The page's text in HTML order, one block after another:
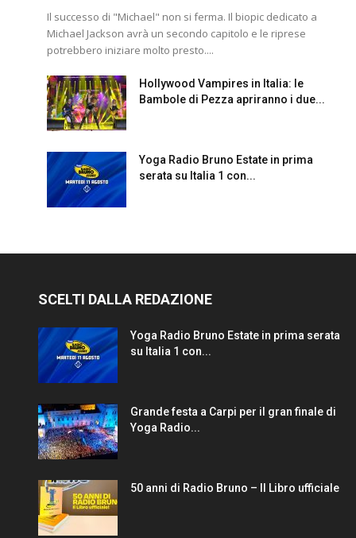
Il successo di "Michael" non si ferma. Il biopic dedicato a
Michael Jackson avrà un secondo capitolo e le riprese
potrebbero iniziare molto presto....
Hollywood Vampires in Italia: le
Bambole di Pezza apriranno i due...
Yoga Radio Bruno Estate in prima
serata su Italia 1 con...
SCELTI DALLA REDAZIONE
Yoga Radio Bruno Estate in prima serata
su Italia 1 con...
Grande festa a Carpi per il gran finale di
Yoga Radio...
50 anni di Radio Bruno – Il Libro ufficiale